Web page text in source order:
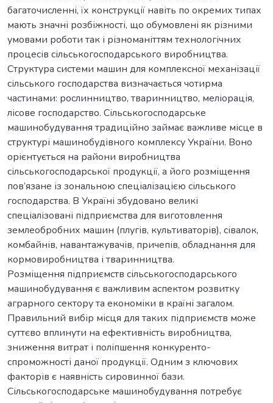
багаточисленні, їх конструкції навіть по окремих типах
мають значні розбіжності, що обумовлені як різними
умовами роботи так і різноманіттям технологічних
процесів сільськогосподарського виробництва.
Структура системи машин для комплексної механізації
сільського господарства визначається чотирма
частинами: рослинництво, тваринництво, меліорація,
лісове господарство. Сільськогосподарське
машинобудування традиційно займає важливе місце в
структурі машинобудівного комплексу України. Воно
орієнтується на райони виробництва
сільськогосподарської продукції, а його розміщення
пов’язане із зональною спеціалізацією сільського
господарства. В Україні збудовано великі
спеціалізовані підприємства для виготовлення
землеобробних машин (плугів, культиваторів), сівалок,
комбайнів, навантажувачів, причепів, обладнання для
кормовиробництва і тваринництва.
Розміщення підприємств сільськогосподарського
машинобудування є важливим аспектом розвитку
аграрного сектору та економіки в країні загалом.
Правильний вибір місця для таких підприємств може
суттєво вплинути на ефективність виробництва,
зниження витрат і поліпшення конкуренто-
спроможності даної продукції. Одним з ключових
факторів є наявність сировинної бази.
Сільськогосподарське машинобудування потребує